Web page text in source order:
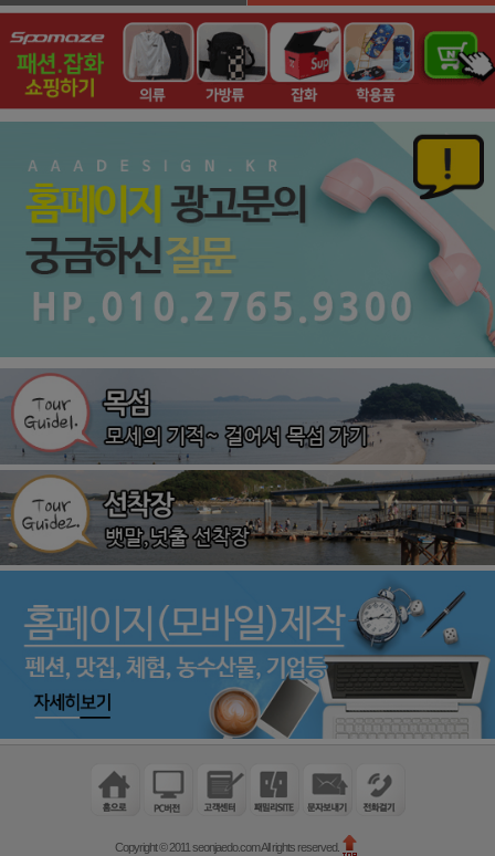
Copyright © 2011 seonjaedo.com All rights reserved.